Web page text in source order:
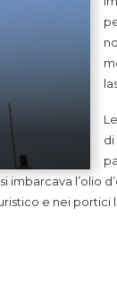
di
l’olio
e nei